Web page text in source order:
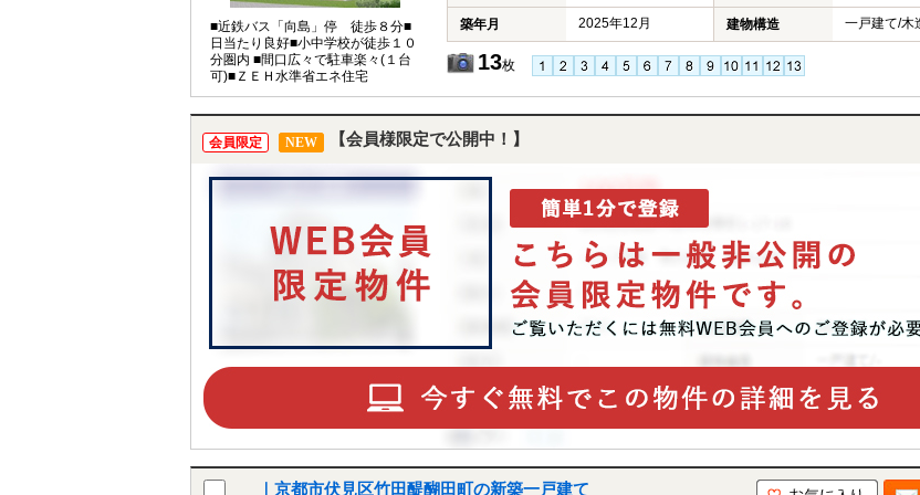
■近鉄バス「向島」停 徒歩８分■
日当たり良好■小中学校が徒歩１０
分圏内 ■間口広々で駐車楽々(１台
可)■ＺＥＨ水準省エネ住宅
築年月 2025年12月 建物構造 一戸建て/木
13枚
会員限定 NEW 【会員様限定で公開中！】
｜京都市伏見区竹田醍醐田町の新築一戸建て